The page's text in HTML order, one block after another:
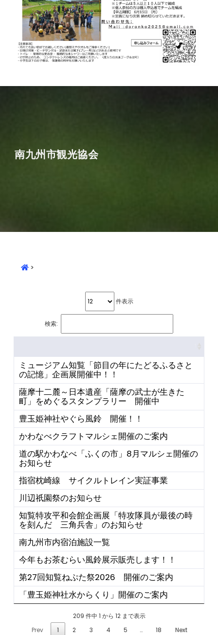
南九州市観光協会
>
件表示
検索:
ミュージアム知覧「節目の年にたどるふるさと
の記憶」企画展開催中！！
薩摩十二麓～日本遺産「薩摩の武士が生きた
町」をめぐるスタンプラリー 開催中
豊玉姫神社やぐら風鈴 開催！！
かわなべクラフトマルシェ開催のご案内
道の駅かわなべ「ふくの市」8月マルシェ開催の
お知らせ
指宿枕崎線 サイクルトレイン実証事業
川辺祇園祭のお知らせ
知覧特攻平和会館企画展「特攻隊員が最後の時
を刻んだ 三角兵舎」のお知らせ
南九州市内宿泊施設一覧
今年もお茶むらい風鈴展示販売します！！
第27回知覧ねぷた祭2026 開催のご案内
「豊玉姫神社水からくり」開催のご案内
209 件中 1 から 12 まで表示
Prev
1 2 3 4 5 … 18 Next